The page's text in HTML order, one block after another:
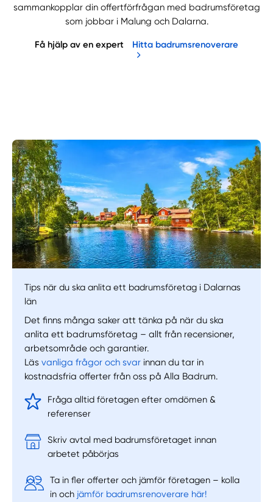
Manuellt Få hjälp
sammankopplar din offertförfrågan med badrumsföretag
som jobbar i Malung och Dalarna.
Få hjälp av en expert Hitta badrumsrenoverare
Tips när du ska anlita ett badrumsföretag i Dalarnas
län
Det finns många saker att tänka på när du ska
anlita ett badrumsföretag – allt från recensioner,
arbetsområde och garantier.
Läsvanliga frågor och svar innan du tar in
kostnadsfria offerter från oss på Alla Badrum.
Fråga alltid företagen efter omdömen &
referenser
Skriv avtal med badrumsföretaget innan
arbetet påbörjas
Ta in fler offerter och jämför företagen – kolla
in och jämför badrumsrenoverare här!